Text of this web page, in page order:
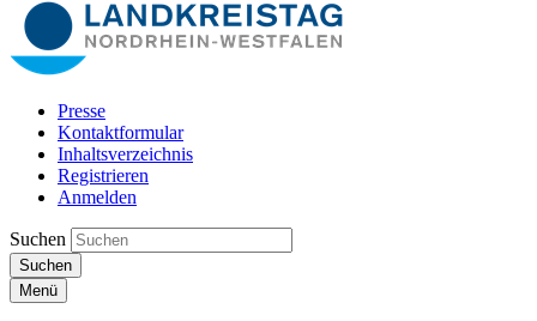
Presse
Kontaktformular
Inhaltsverzeichnis
Registrieren
Anmelden
Suchen
Suchen
Menü